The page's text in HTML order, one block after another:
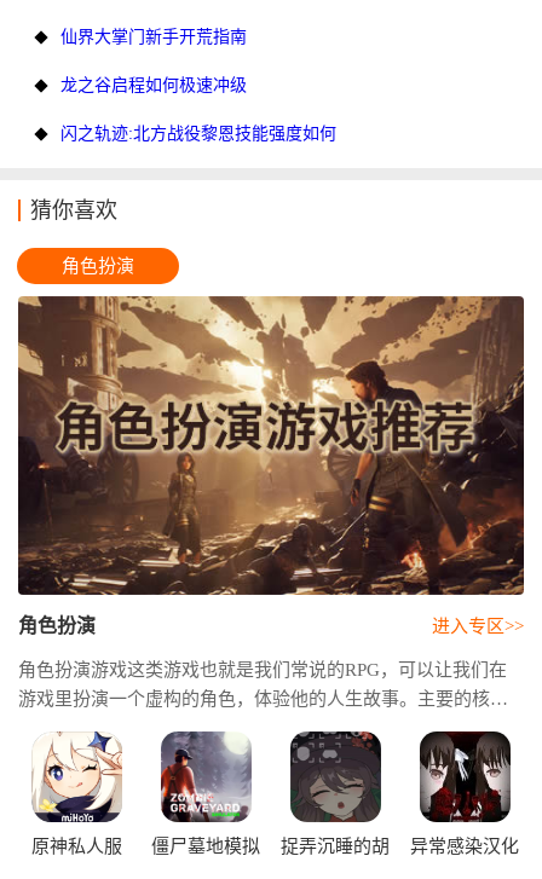
仙界大掌门新手开荒指南
龙之谷启程如何极速冲级
闪之轨迹:北方战役黎恩技能强度如何
猜你喜欢
角色扮演
角色扮演
角色扮演游戏这类游戏也就是我们常说的RPG，可以让我们在
游戏里扮演一个虚构的角色，体验他的人生故事。主要的核心
玩法就是成长和探索，需要通过完成任务、打败怪物来获得经
验，让自己的角色升级变得更强大。它能让你暂时忘记现实，
在一个充满魔法、冒险和英雄传说的世界里，创造属于自己的
传奇。
进入专区>>
原神私人服
僵尸墓地模拟
捉弄沉睡的胡
异常感染汉化